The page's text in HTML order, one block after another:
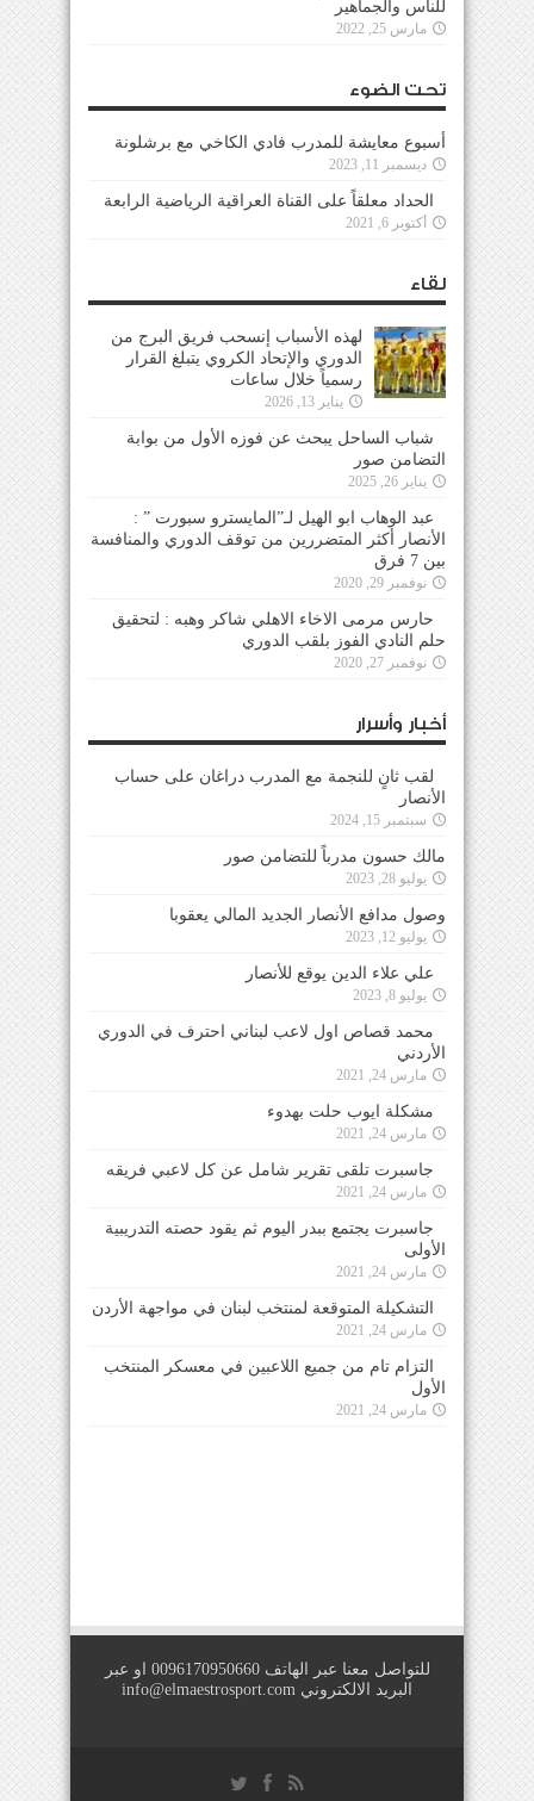
للناس والجماهير
مارس 25, 2022
تحت الضوء
أسبوع معايشة للمدرب فادي الكاخي مع برشلونة
ديسمبر 11, 2023
الحداد معلقاً على القناة العراقية الرياضية الرابعة
أكتوبر 6, 2021
لقاء
لهذه الأسباب إنسحب فريق البرج من
الدوري والإتحاد الكروي يتبلغ القرار
رسمياً خلال ساعات
يناير 13, 2026
شباب الساحل يبحث عن فوزه الأول من بوابة
التضامن صور
يناير 26, 2025
عبد الوهاب ابو الهيل لـ”المايسترو سبورت ” :
الأنصار أكثر المتضررين من توقف الدوري والمنافسة
بين 7 فرق
نوفمبر 29, 2020
حارس مرمى الاخاء الاهلي شاكر وهبه : لتحقيق
حلم النادي الفوز بلقب الدوري
نوفمبر 27, 2020
أخبار وأسرار
لقب ثانٍ للنجمة مع المدرب دراغان على حساب
الأنصار
سبتمبر 15, 2024
مالك حسون مدرباً للتضامن صور
يوليو 28, 2023
وصول مدافع الأنصار الجديد المالي يعقوبا
يوليو 12, 2023
علي علاء الدين يوقع للأنصار
يوليو 8, 2023
محمد قصاص اول لاعب لبناني احترف في الدوري
الأردني
مارس 24, 2021
مشكلة ايوب حلت بهدوء
مارس 24, 2021
جاسبرت تلقى تقرير شامل عن كل لاعبي فريقه
مارس 24, 2021
جاسبرت يجتمع ببدر اليوم ثم يقود حصته التدريبية
الأولى
مارس 24, 2021
التشكيلة المتوقعة لمنتخب لبنان في مواجهة الأردن
مارس 24, 2021
التزام تام من جميع اللاعبين في معسكر المنتخب
الأول
مارس 24, 2021
للتواصل معنا عبر الهاتف 0096170950660 او عبر
البريد الالكتروني info@elmaestrosport.com